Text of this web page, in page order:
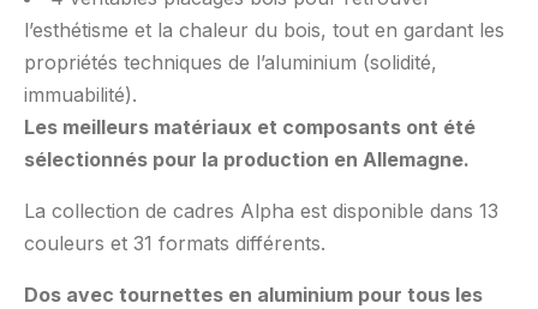
l’esthétisme et la chaleur du bois, tout en gardant les
propriétés techniques de l’aluminium (solidité,
immuabilité).
Les meilleurs matériaux et composants ont été
sélectionnés pour la production en Allemagne.
La collection de cadres Alpha est disponible dans 13
couleurs et 31 formats différents.
Dos avec tournettes en aluminium pour tous les